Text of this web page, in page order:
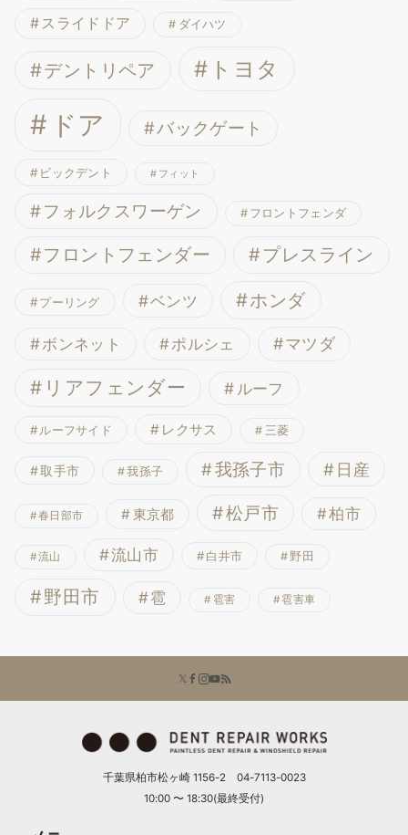
スライドドア ダイハツ
デントリペア トヨタ
ドア バックゲート
ビックデント フィット
フォルクスワーゲン フロントフェンダ
フロントフェンダー プレスライン
プーリング ベンツ ホンダ
ボンネット ポルシェ マツダ
リアフェンダー ルーフ
ルーフサイド レクサス 三菱
取手市 我孫子 我孫子市 日産
春日部市 東京都 松戸市 柏市
流山 流山市 白井市 野田
野田市 雹 雹害 雹害車
千葉県柏市松ヶ崎 1156-2 04-7113-0023
10:00 〜 18:30(最終受付)